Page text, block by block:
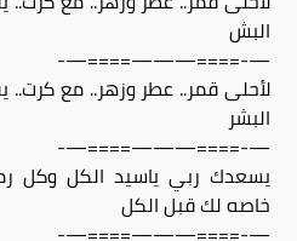
البش
—-====———====—-
لأحلى قمر.. عطر وزهر.. مع
البشر
—-====———====—-
يسعدك ربي ياسيد الكل وكل
خاصه لك قبل الكل